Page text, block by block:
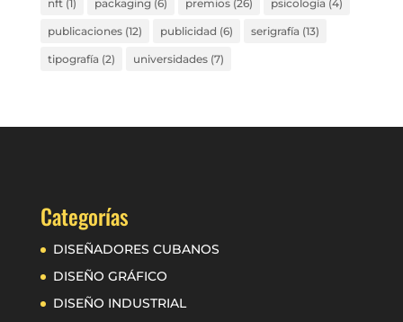
nft (1) packaging(6) premios(26) psicología (4)
publicaciones(12) publicidad (6) serigrafía (13)
tipografía (2) universidades(7)
Categorías
DISEÑADORES CUBANOS
DISEÑO GRÁFICO
DISEÑO INDUSTRIAL